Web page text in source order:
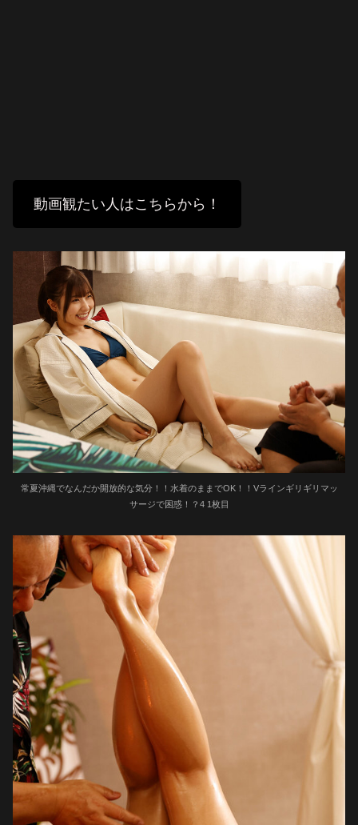
動画観たい人はこちらから！
常夏沖縄でなんだか開放的な気分！！水着のままでOK！！Vラインギリギリマッ
サージで困惑！？4 1枚目